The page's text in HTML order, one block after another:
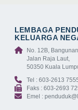
LEMBAGA
KELUARGA
No. 12B,
Jalan Raja Laut,
50350 Kuala
Tel : 603-2613
Faks : 603-2693
Emel :